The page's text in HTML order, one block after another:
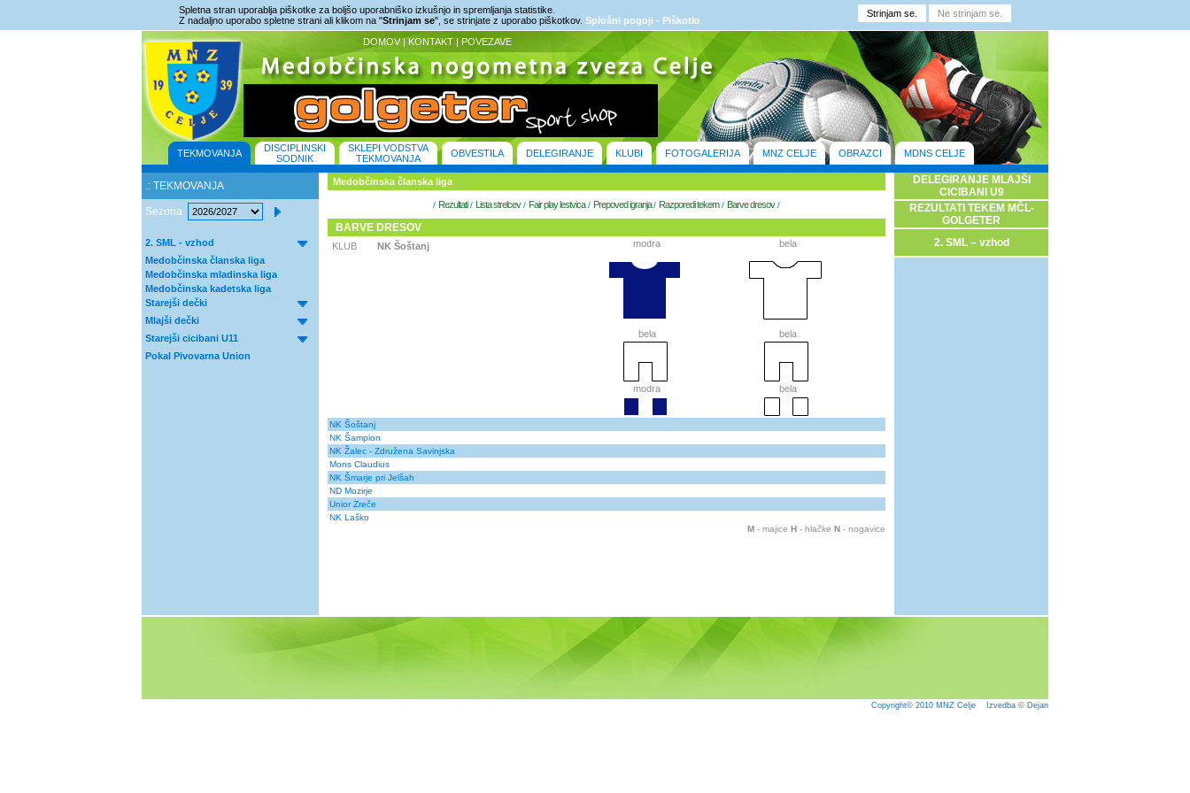
Spletna stran uporablja piškotke za boljšo uporabniško izkušnjo in spremljanja statistike.
Z nadaljno uporabo spletne strani ali klikom na "Strinjam se", se strinjate z uporabo piškotkov. Splošni pogoji - Piškotki
DOMOV | KONTAKT | POVEZAVE
TEKMOVANJA
DISCIPLINSKI
SODNIK
SKLEPI VODSTVA
TEKMOVANJA
OBVESTILA DELEGIRANJE KLUBI FOTOGALERIJA MNZ CELJE OBRAZCI MDNS CELJE
.: TEKMOVANJA
Sezona
2. SML - vzhod
Medobčinska članska liga
Medobčinska mladinska liga
Medobčinska kadetska liga
Starejši dečki
Mlajši dečki
Starejši cicibani U11
Pokal Pivovarna Union
Medobčinska članska liga
/ Rezultati/ Lista strelcev/ Fair play lestvica/ Prepoved igranja/ Razporedi tekem/ Barve dresov/
BARVE DRESOV
KLUB NK Šoštanj modra
bela
modra
bela
bela
bela
NK Šoštanj
NK Šampion
NK Žalec - Združena Savinjska
Mons Claudius
NK Šmarje pri Jelšah
ND Mozirje
Unior Zreče
NK Laško
M - majice H - hlačke N - nogavice
DELEGIRANJE MLAJŠI
CICIBANI U9
REZULTATI TEKEM MČL-
GOLGETER
2. SML – vzhod
Copyright© 2010 MNZ Celje Izvedba © Dejan